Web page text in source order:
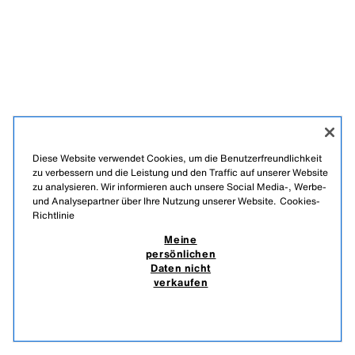
Diese Website verwendet Cookies, um die Benutzerfreundlichkeit
zu verbessern und die Leistung und den Traffic auf unserer Website
zu analysieren. Wir informieren auch unsere Social Media-, Werbe-
und Analysepartner über Ihre Nutzung unserer Website. Cookies-
Richtlinie
Meine
persönlichen
Daten nicht
verkaufen